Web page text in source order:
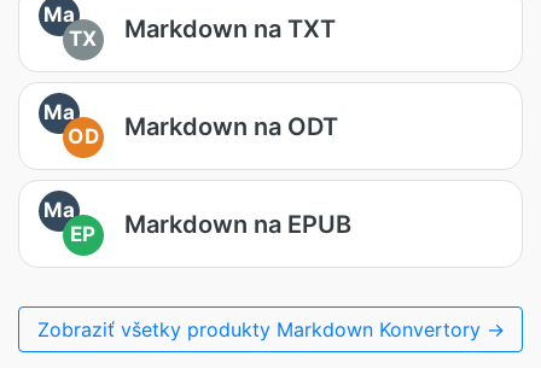
Ma
TX
Markdown na TXT
Ma
OD
Markdown na ODT
Ma
EP
Markdown na EPUB
Zobraziť všetky produkty Markdown Konvertory →